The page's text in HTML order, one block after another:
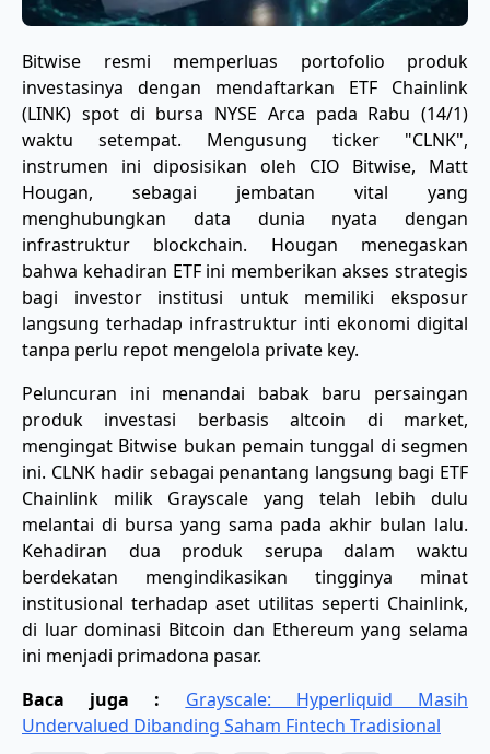
​Bitwise resmi memperluas portofolio produk
investasinya dengan mendaftarkan ETF Chainlink
(LINK) spot di bursa NYSE Arca pada Rabu (14/1)
waktu setempat. Mengusung ticker "CLNK",
instrumen ini diposisikan oleh CIO Bitwise, Matt
Hougan, sebagai jembatan vital yang
menghubungkan data dunia nyata dengan
infrastruktur blockchain. Hougan menegaskan
bahwa kehadiran ETF ini memberikan akses strategis
bagi investor institusi untuk memiliki eksposur
langsung terhadap infrastruktur inti ekonomi digital
tanpa perlu repot mengelola private key.
​Peluncuran ini menandai babak baru persaingan
produk investasi berbasis altcoin di market,
mengingat Bitwise bukan pemain tunggal di segmen
ini. CLNK hadir sebagai penantang langsung bagi ETF
Chainlink milik Grayscale yang telah lebih dulu
melantai di bursa yang sama pada akhir bulan lalu.
Kehadiran dua produk serupa dalam waktu
berdekatan mengindikasikan tingginya minat
institusional terhadap aset utilitas seperti Chainlink,
di luar dominasi Bitcoin dan Ethereum yang selama
ini menjadi primadona pasar.
Baca juga : Grayscale: Hyperliquid Masih
Undervalued Dibanding Saham Fintech Tradisional